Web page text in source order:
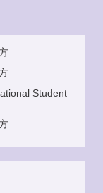
Student